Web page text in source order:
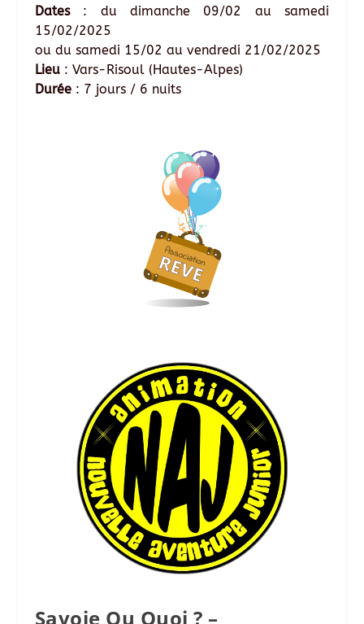
Dates: du dimanche 09/02 au samedi
15/02/2025
ou du samedi 15/02 au vendredi 21/02/2025
Lieu: Vars-Risoul (Hautes-Alpes)
Durée: 7 jours / 6 nuits
Savoie Ou Quoi ? –